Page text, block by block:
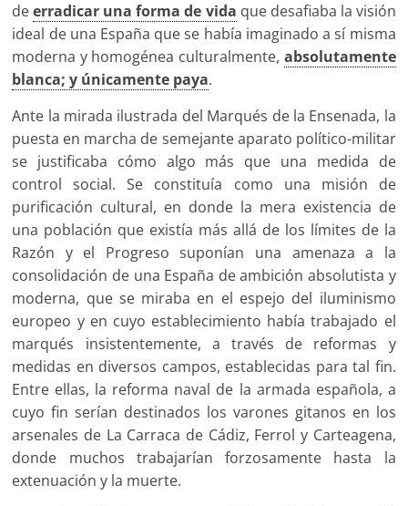
deerradicar una forma de vida que desafiaba la visión
ideal de una España que se había imaginado a sí misma
moderna y homogénea culturalmente, absolutamente
blanca; y únicamente paya.
Ante la mirada ilustrada del Marqués de la Ensenada, la
puesta en marcha de semejante aparato político-militar
se justificaba cómo algo más que una medida de
control social. Se constituía como una misión de
purificación cultural, en donde la mera existencia de
una población que existía más allá de los límites de la
Razón y el Progreso suponían una amenaza a la
consolidación de una España de ambición absolutista y
moderna, que se miraba en el espejo del iluminismo
europeo y en cuyo establecimiento había trabajado el
marqués insistentemente, a través de reformas y
medidas en diversos campos, establecidas para tal fin.
Entre ellas, la reforma naval de la armada española, a
cuyo fin serían destinados los varones gitanos en los
arsenales de La Carraca de Cádiz, Ferrol y Carteagena,
donde muchos trabajarían forzosamente hasta la
extenuación y la muerte.